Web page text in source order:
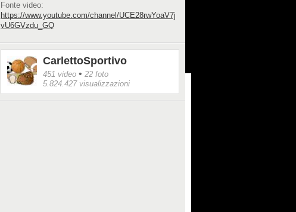
Fonte video:
https://www.youtube.com/channel/UCE28rwYoaV7j
vU6GVzdu_GQ
CarlettoSportivo
451 video • 22 foto
5.824.427 visualizzazioni